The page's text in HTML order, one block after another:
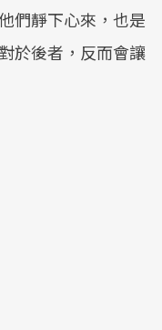
們靜下心來，也是
於後者，反而會讓